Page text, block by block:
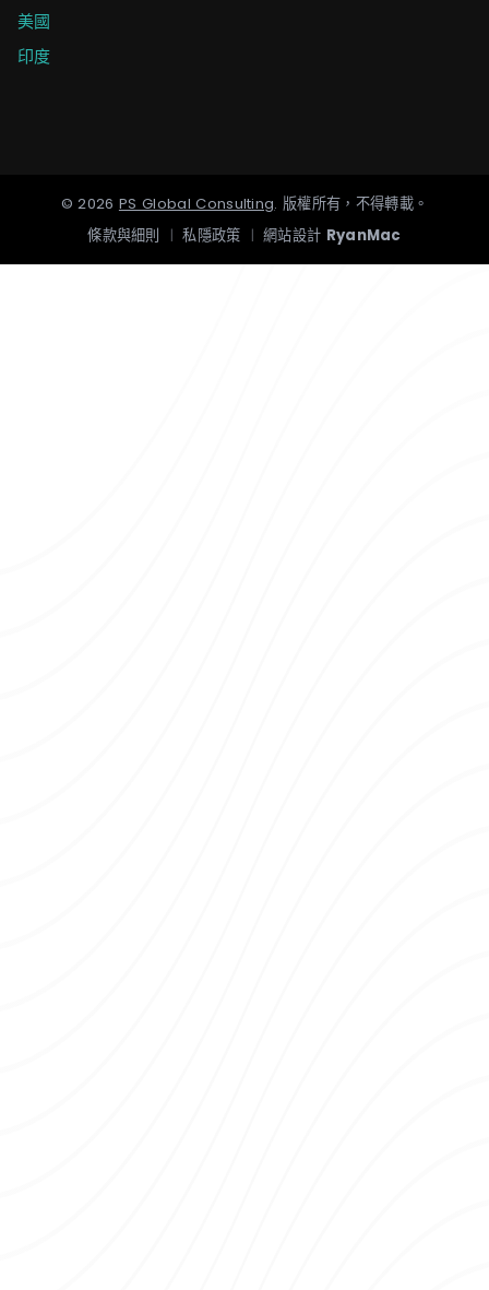
美國
印度
©2026 PS Global Consulting. 版權所有，不得轉載。
條款與細則
| 私隱政策 | 網站設計 RyanMac